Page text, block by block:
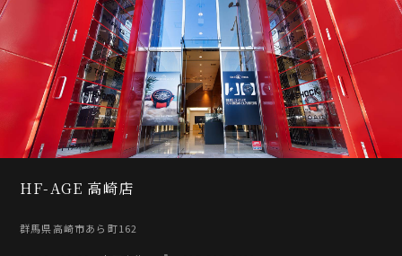
HF-AGE 高崎店
群馬県高崎市あら町162